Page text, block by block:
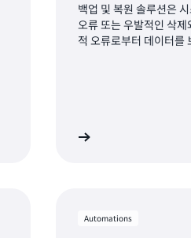
백업 및 복원 솔루션은
오류 또는 우발적인 삭
적 오류로부터 데이터를
Automations